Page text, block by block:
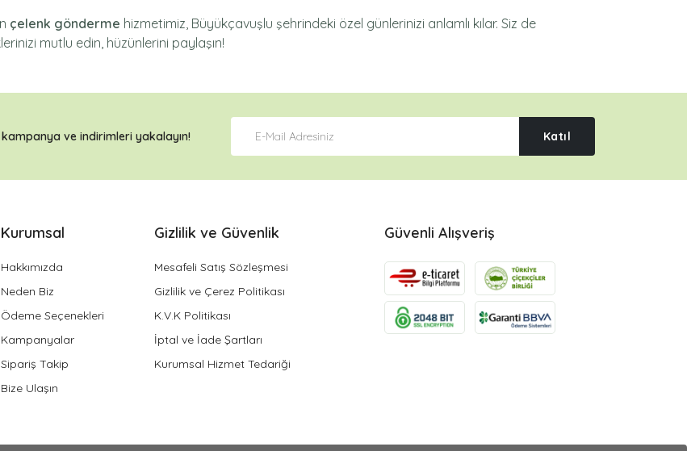
çelenk gönderme hizmetimiz, Büyükçavuşlu şehrindeki özel günlerinizi anlamlı kılar. Siz de
mutlu edin, hüzünlerini paylaşın!
kampanya ve indirimleri yakalayın! Katıl
Kurumsal
Hakkımızda
Neden Biz
Ödeme Seçenekleri
Kampanyalar
Sipariş Takip
Bize Ulaşın
Gizlilik ve Güvenlik
Mesafeli Satış Sözleşmesi
Gizlilik ve Çerez Politikası
K.V.K Politikası
İptal ve İade Şartları
Kurumsal Hizmet Tedariği
Güvenli Alışveriş